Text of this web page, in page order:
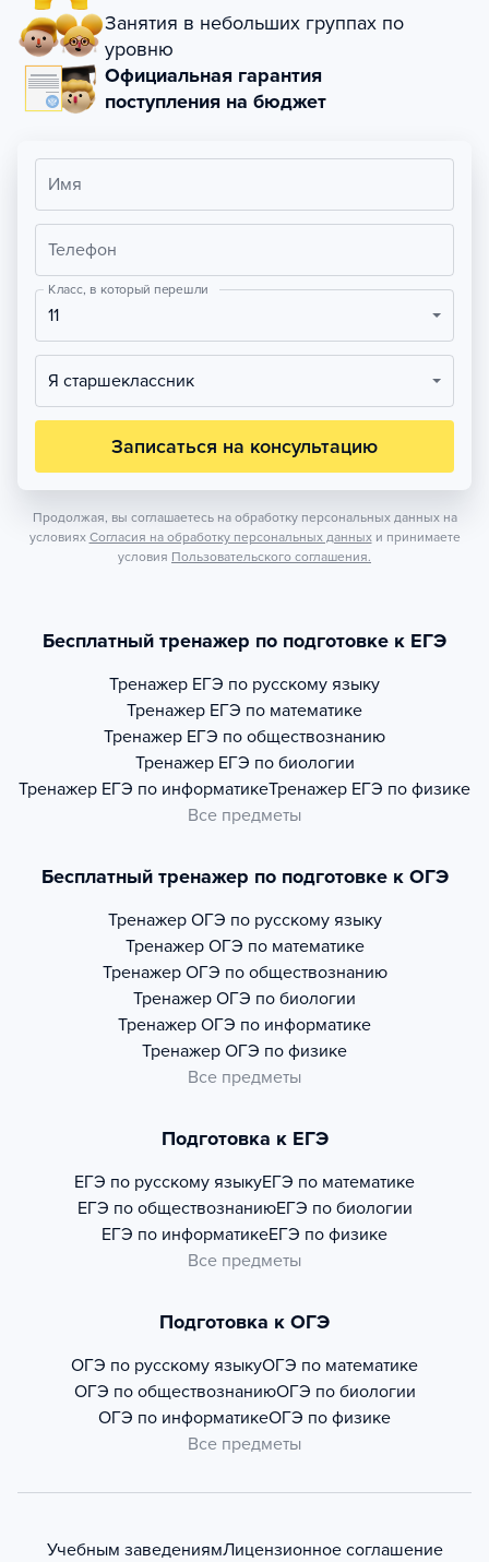
Занятия в небольших группах по
уровню
Официальная гарантия
поступления на бюджет
Имя
Телефон
Класс, в который перешли
11
Я старшеклассник
Записаться на консультацию
Продолжая, вы соглашаетесь на обработку персональных данных на
условиях Согласия на обработку персональных данных и принимаете
условия Пользовательского соглашения.
Бесплатный тренажер по подготовке к ЕГЭ
Тренажер ЕГЭ по русскому языку
Тренажер ЕГЭ по математике
Тренажер ЕГЭ по обществознанию
Тренажер ЕГЭ по биологии
Тренажер ЕГЭ по информатикеТренажер ЕГЭ по физике
Все предметы
Бесплатный тренажер по подготовке к ОГЭ
Тренажер ОГЭ по русскому языку
Тренажер ОГЭ по математике
Тренажер ОГЭ по обществознанию
Тренажер ОГЭ по биологии
Тренажер ОГЭ по информатике
Тренажер ОГЭ по физике
Все предметы
Подготовка к ЕГЭ
ЕГЭ по русскому языкуЕГЭ по математике
ЕГЭ по обществознаниюЕГЭ по биологии
ЕГЭ по информатикеЕГЭ по физике
Все предметы
Подготовка к ОГЭ
ОГЭ по русскому языкуОГЭ по математике
ОГЭ по обществознаниюОГЭ по биологии
ОГЭ по информатикеОГЭ по физике
Все предметы
Учебным заведениямЛицензионное соглашение